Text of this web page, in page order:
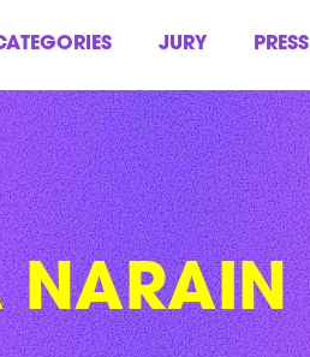
JURY PRESS
NARAIN